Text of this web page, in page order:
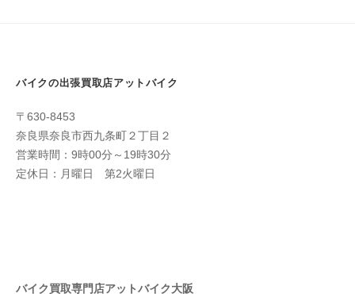
バイクの出張買取店アットバイク
〒630-8453
奈良県奈良市西九条町２丁目２
営業時間：9時00分～19時30分
定休日：月曜日 第2火曜日
バイク買取専門店アットバイク大阪